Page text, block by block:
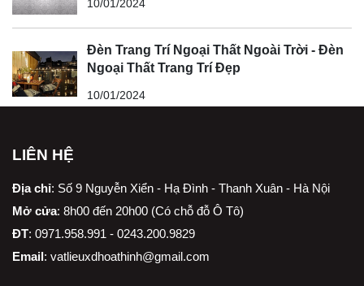
10/01/2024
Đèn Trang Trí Ngoại Thất Ngoài Trời - Đèn
Ngoại Thất Trang Trí Đẹp
10/01/2024
LIÊN HỆ
Địa chỉ: Số 9 Nguyễn Xiển - Hạ Đình - Thanh Xuân - Hà Nội
Mở cửa: 8h00 đến 20h00 (Có chỗ đỗ Ô Tô)
ĐT: 0971.958.991 - 0243.200.9829
Email: vatlieuxdhoathinh@gmail.com